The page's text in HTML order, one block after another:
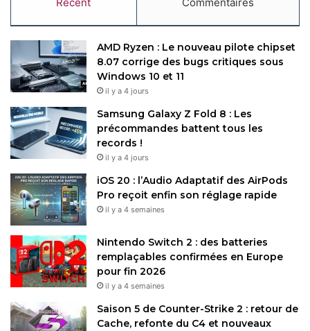
AMD Ryzen : Le nouveau pilote chipset
8.07 corrige des bugs critiques sous
Windows 10 et 11
il y a 4 jours
Samsung Galaxy Z Fold 8 : Les
précommandes battent tous les
records !
il y a 4 jours
iOS 20 : l’Audio Adaptatif des AirPods
Pro reçoit enfin son réglage rapide
il y a 4 semaines
Nintendo Switch 2 : des batteries
remplaçables confirmées en Europe
pour fin 2026
il y a 4 semaines
Saison 5 de Counter-Strike 2 : retour de
Cache, refonte du C4 et nouveaux